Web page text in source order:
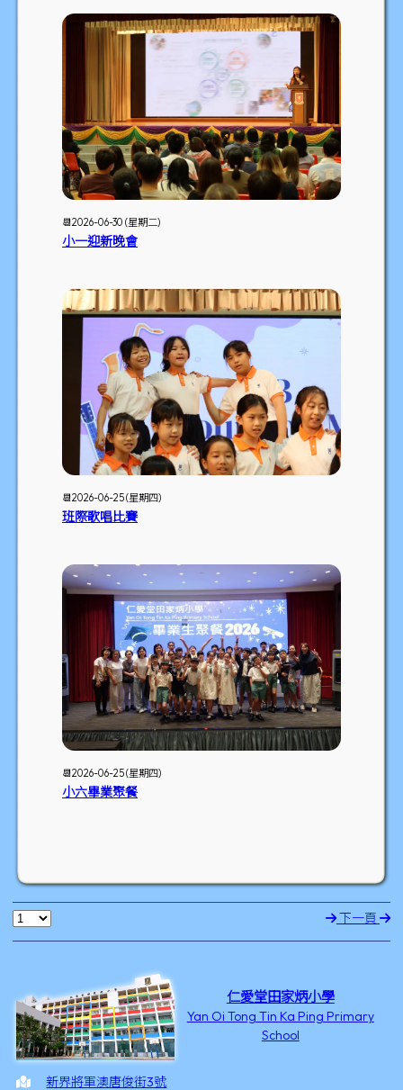
📆2026-06-30 (星期二)
小一迎新晚會
📆2026-06-25 (星期四)
班際歌唱比賽
📆2026-06-25 (星期四)
小六畢業聚餐
下一頁
仁愛堂田家炳小學
Yan Oi Tong Tin Ka Ping Primary
School
新界將軍澳唐俊街3號